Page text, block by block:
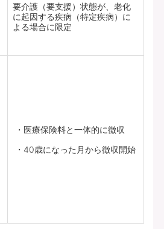
要介護（要支援）状態が、老化
に起因する疾病（特定疾病）に
よる場合に限定
医療保険料と一体的に徴収
40歳になった月から徴収開始